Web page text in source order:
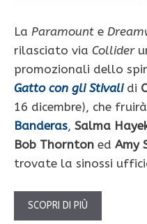
La Paramount e
rilasciato via Collider
promozionali dello
Gatto con gli Stivalidi
16 dicembre), che
Banderas, Salma
Bob Thornton ed Amy
trovate la sinossi
SCOPRI DI PIÙ